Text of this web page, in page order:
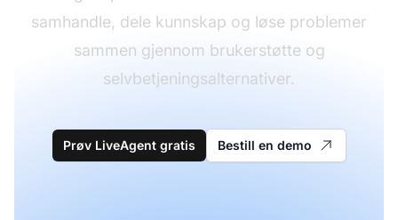
samhandle, dele kunnskap og løse problemer
sammen gjennom brukerstøtte og
selvbetjeningsalternativer.
Prøv LiveAgent gratis Bestill en demo